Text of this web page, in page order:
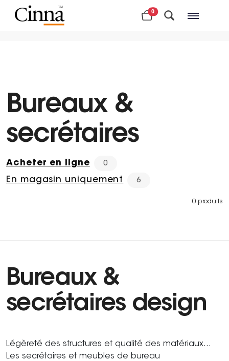
0
Bureaux &
secrétaires
Acheter en ligne 0
En magasin uniquement 6
0 produits
Bureaux &
secrétaires design
Légèreté des structures et qualité des matériaux...
Les secrétaires et meubles de bureau